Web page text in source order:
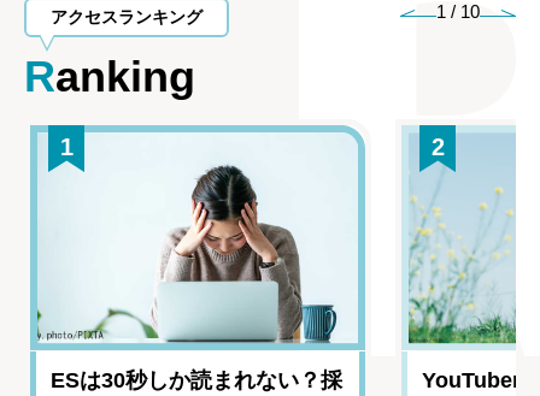
アクセスランキング
Ranking
1 / 10
1
ESは30秒しか読まれない？採
2
YouTuber